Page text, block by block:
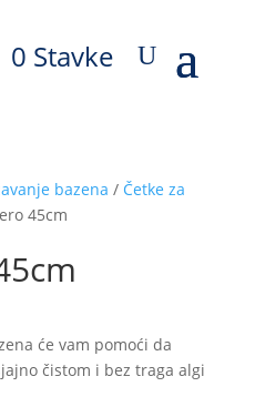
0 Stavke
bazena / Četke za
45cm
će vam pomoći da
čistom i bez traga algi